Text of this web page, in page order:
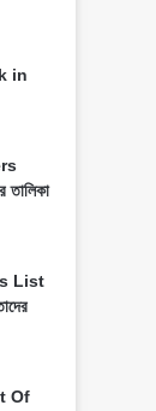
in
তালিকা
List
Of